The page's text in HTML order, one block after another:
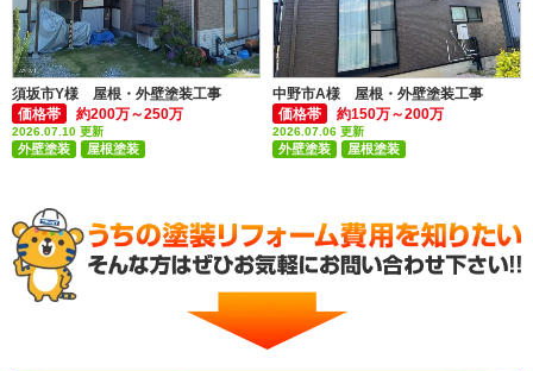
須坂市Y様 屋根・外壁塗装工事
価格帯
約200万～250万
2026.07.10 更新
外壁塗装
屋根塗装
中野市A様 屋根・外壁塗装工事
価格帯
約150万～200万
2026.07.06 更新
外壁塗装
屋根塗装